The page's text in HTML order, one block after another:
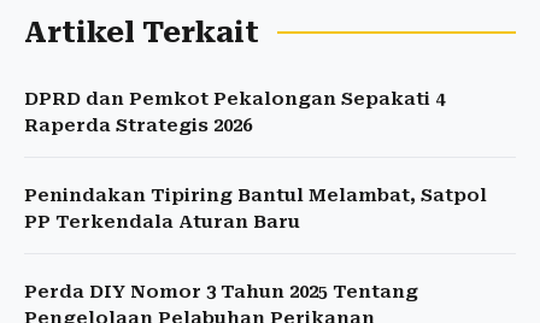
Artikel Terkait
DPRD dan Pemkot Pekalongan Sepakati 4
Raperda Strategis 2026
Penindakan Tipiring Bantul Melambat, Satpol
PP Terkendala Aturan Baru
Perda DIY Nomor 3 Tahun 2025 Tentang
Pengelolaan Pelabuhan Perikanan